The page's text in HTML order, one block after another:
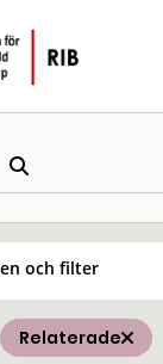
och filter
Relaterade